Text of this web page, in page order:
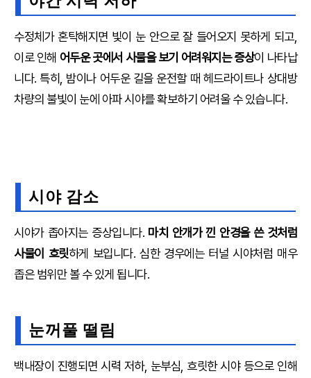
수정체가 혼탁해지면 빛이 눈 안으로 잘 들어오지 못하게 되고,
이로 인해 어두운 곳에서 사물을 보기 어려워지는 증상이 나타납
니다. 특히, 밤이나 어두운 길을 운전할 때 헤드라이트나 상대방
차량의 불빛이 눈에 아파 시야를 확보하기 어려울 수 있습니다.
시야 감소
시야가 좁아지는 증상입니다. 마치 안개가 낀 안경을 쓴 것처럼
사물이 흐릿하게 보입니다. 심한 경우에는 터널 시야처럼 매우
좁은 범위만 볼 수 있게 됩니다.
눈꺼풀 떨림
백내장이 진행되면 시력 저하, 눈부심, 흐릿한 시야 등으로 인해